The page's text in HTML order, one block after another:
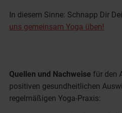
In diesem Sinne: Schnapp Dir
uns gemeinsam Yoga üben!
Quellen und Nachweise für den
positiven gesundheitlichen
regelmäßigen Yoga-Praxis: